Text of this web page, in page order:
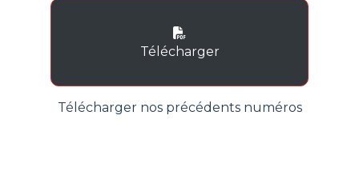
Télécharger
Télécharger nos précédents numéros